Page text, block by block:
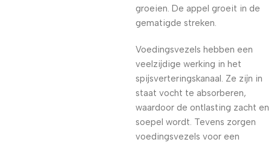
groeien. De appel groeit in de
gematigde streken.
Voedingsvezels hebben een
veelzijdige werking in het
spijsverteringskanaal. Ze zijn in
staat vocht te absorberen,
waardoor de ontlasting zacht en
soepel wordt. Tevens zorgen
voedingsvezels voor een